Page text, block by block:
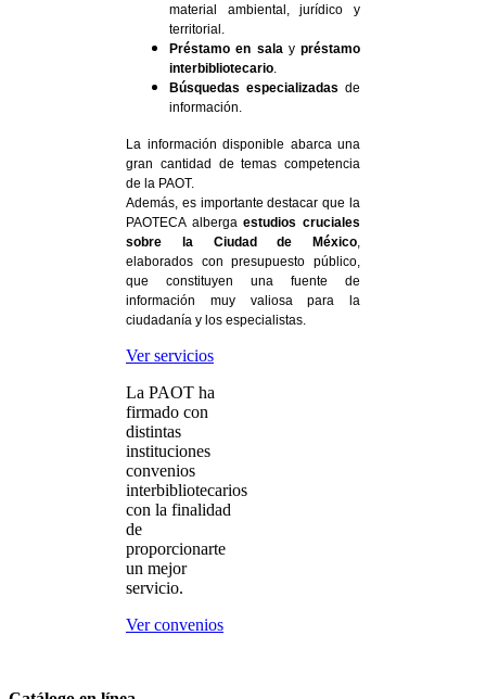
material ambiental, jurídico y
territorial.
Préstamo en salay préstamo
interbibliotecario.
Búsquedas especializadas de
información.
La información disponible abarca una
gran cantidad de temas competencia
de la PAOT.
Además, es importante destacar que la
PAOTECA albergaestudios cruciales
sobre la Ciudad de México,
elaborados con presupuesto público,
que constituyen una fuente de
información muy valiosa para la
ciudadanía y los especialistas.
Ver servicios
La PAOT ha
firmado con
distintas
instituciones
convenios
interbibliotecarios
con la finalidad
de
proporcionarte
un mejor
servicio.
Ver convenios